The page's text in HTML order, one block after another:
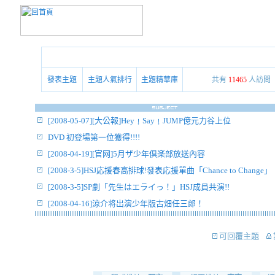
發表主題 主題人氣排行 主題精華庫 共有 11465 人訪問
[2008-05-07][大公報]Hey﹗Say﹗JUMP億元力谷上位
DVD 初登場第一位獲得!!!!
[2008-04-19][官网]5月ザ少年倶楽部放送內容
[2008-3-5]HSJ応援春高排球!發表応援單曲「Chance to Change」
[2008-3-5]SP劇「先生はエライっ！」HSJ成員共演!!
[2008-04-16]涼介将出演少年版古畑任三郎！
可回覆主題